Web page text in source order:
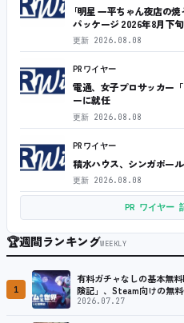
｢明星 一平ちゃん夜店の
パッケージ 2026年8月下
更新 2026.08.08
PRワイヤー
電通、女子プロサッカー
ーに就任
更新 2026.08.08
PRワイヤー
積水ハウス、シンガポー
更新 2026.08.08
PR ワイヤー
🏆週間ランキングWEEKLY
1
有料ガチャなしの基本無
険記」、Steam向けの無
2026.07.27